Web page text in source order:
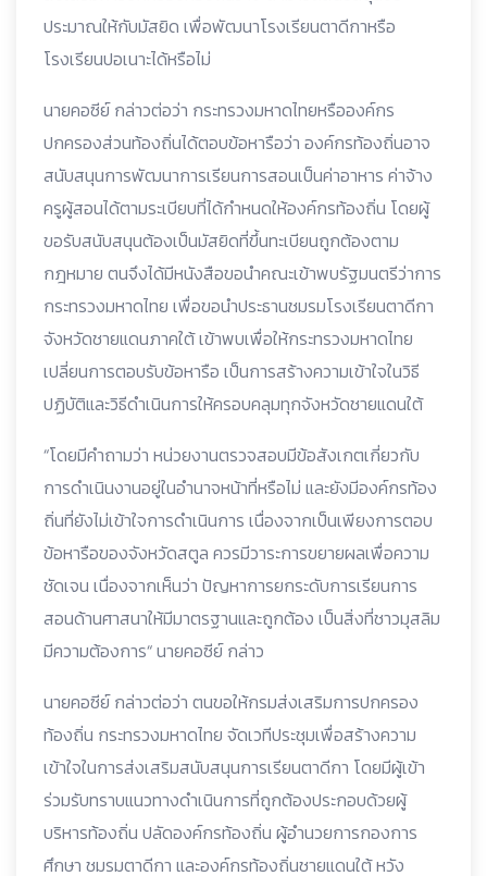
ประมาณให้กับมัสยิด เพื่อพัฒนาโรงเรียนตาดีกาหรือ
โรงเรียนปอเนาะได้หรือไม่
นายคอซีย์ กล่าวต่อว่า กระทรวงมหาดไทยหรือองค์กร
ปกครองส่วนท้องถิ่นได้ตอบข้อหารือว่า องค์กรท้องถิ่นอาจ
สนับสนุนการพัฒนาการเรียนการสอนเป็นค่าอาหาร ค่าจ้าง
ครูผู้สอนได้ตามระเบียบที่ได้กำหนดให้องค์กรท้องถิ่น โดยผู้
ขอรับสนับสนุนต้องเป็นมัสยิดที่ขึ้นทะเบียนถูกต้องตาม
กฎหมาย ตนจึงได้มีหนังสือขอนำคณะเข้าพบรัฐมนตรีว่าการ
กระทรวงมหาดไทย เพื่อขอนำประธานชมรมโรงเรียนตาดีกา
จังหวัดชายแดนภาคใต้ เข้าพบเพื่อให้กระทรวงมหาดไทย
เปลี่ยนการตอบรับข้อหารือ เป็นการสร้างความเข้าใจในวิธี
ปฏิบัติและวิธีดำเนินการให้ครอบคลุมทุกจังหวัดชายแดนใต้
“โดยมีคำถามว่า หน่วยงานตรวจสอบมีข้อสังเกตเกี่ยวกับ
การดำเนินงานอยู่ในอำนาจหน้าที่หรือไม่ และยังมีองค์กรท้อง
ถิ่นที่ยังไม่เข้าใจการดำเนินการ เนื่องจากเป็นเพียงการตอบ
ข้อหารือของจังหวัดสตูล ควรมีวาระการขยายผลเพื่อความ
ชัดเจน เนื่องจากเห็นว่า ปัญหาการยกระดับการเรียนการ
สอนด้านศาสนาให้มีมาตรฐานและถูกต้อง เป็นสิ่งที่ชาวมุสลิม
มีความต้องการ“ นายคอซีย์ กล่าว
นายคอซีย์ กล่าวต่อว่า ตนขอให้กรมส่งเสริมการปกครอง
ท้องถิ่น กระทรวงมหาดไทย จัดเวทีประชุมเพื่อสร้างความ
เข้าใจในการส่งเสริมสนับสนุนการเรียนตาดีกา โดยมีผู้เข้า
ร่วมรับทราบแนวทางดำเนินการที่ถูกต้องประกอบด้วยผู้
บริหารท้องถิ่น ปลัดองค์กรท้องถิ่น ผู้อำนวยการกองการ
ศึกษา ชมรมตาดีกา และองค์กรท้องถิ่นชายแดนใต้ หวัง